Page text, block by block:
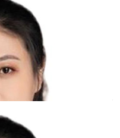
造成的，主要是由
，子宫也会逐渐的
射性的疼痛，造成
度紧张和痉挛。如
阴道扩张和疼痛，
理现象。
么回事？